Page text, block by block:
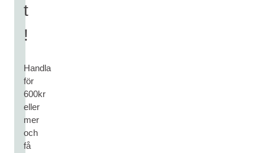
t
!
Handla
för
600kr
eller
mer
och
få